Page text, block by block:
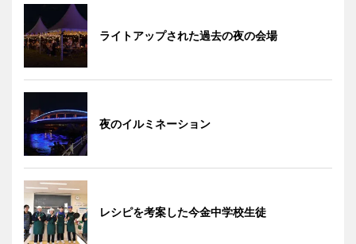
ライトアップされた過去の夜の会場
夜のイルミネーション
レシピを考案した今金中学校生徒